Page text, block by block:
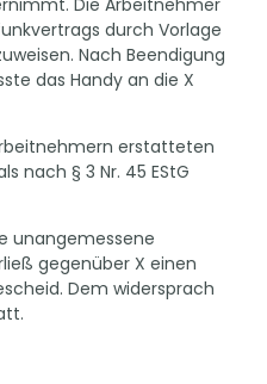
Die Arbeitnehmer
durch Vorlage
Nach Beendigung
das Handy an die X
erstatteten
nach § 3 Nr. 45 EStG
unangemessene
gegenüber X einen
Dem widersprach